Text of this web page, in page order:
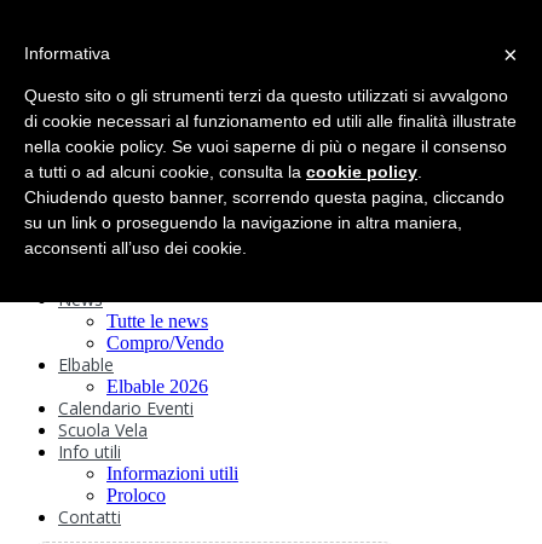
Circolo
Statuto e
Regolamenti
Storia
Ormeggi
Sede e Servizi
Attività
Safeguarding
News
Tutte le news
Compro/Vendo
Elbable
Elbable 2026
Calendario Eventi
Scuola Vela
Info utili
Informazioni utili
Proloco
Contatti
×
Informativa
Questo sito o gli strumenti terzi da questo utilizzati si avvalgono
di cookie necessari al funzionamento ed utili alle finalità illustrate
nella cookie policy. Se vuoi saperne di più o negare il consenso
a tutti o ad alcuni cookie, consulta la cookie policy
Chiudendo questo banner, scorrendo questa pagina, cliccando
su un link o proseguendo la navigazione in altra maniera,
acconsenti all’uso dei cookie.